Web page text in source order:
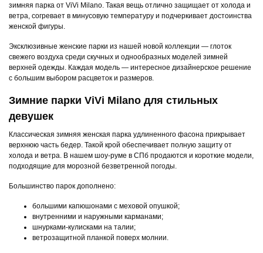
зимняя парка от ViVi Milano. Такая вещь отлично защищает от холода и
ветра, согревает в минусовую температуру и подчеркивает достоинства
женской фигуры.
Эксклюзивные женские парки из нашей новой коллекции — глоток
свежего воздуха среди скучных и однообразных моделей зимней
верхней одежды. Каждая модель — интересное дизайнерское решение
с большим выбором расцветок и размеров.
Зимние парки ViVi Milano для стильных
девушек
Классическая зимняя женская парка удлиненного фасона прикрывает
верхнюю часть бедер. Такой крой обеспечивает полную защиту от
холода и ветра. В нашем шоу-руме в СПб продаются и короткие модели,
подходящие для морозной безветренной погоды.
Большинство парок дополнено:
большими капюшонами с меховой опушкой;
внутренними и наружными карманами;
шнурками-кулисками на талии;
ветрозащитной планкой поверх молнии.